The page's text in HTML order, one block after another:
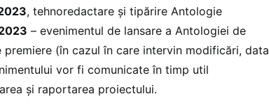
, tehnoredactare și tipărire Antologie
– evenimentul de lansare a Antologiei de
(în cazul în care intervin modificări, data
vor fi comunicate în timp util
și raportarea proiectului.